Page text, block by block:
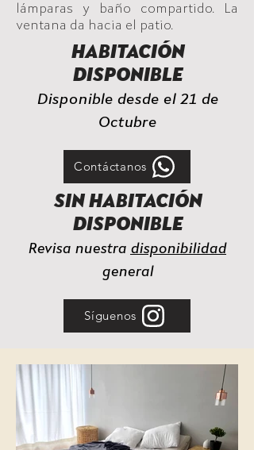
lámparas y baño compartido. La
ventana da hacia el patio.
HABITACIÓN
DISPONIBLE
Disponible desde el 21 de
Octubre
Contáctanos
SIN HABITACIÓN
DISPONIBLE
Revisa nuestra disponibilidad
general
Síguenos